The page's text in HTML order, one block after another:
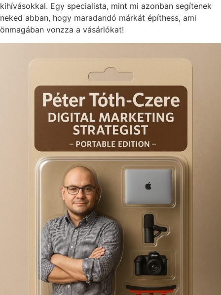
kihívásokkal. Egy specialista, mint mi azonban segítenek
neked abban, hogy maradandó márkát építhess, ami
önmagában vonzza a vásárlókat!